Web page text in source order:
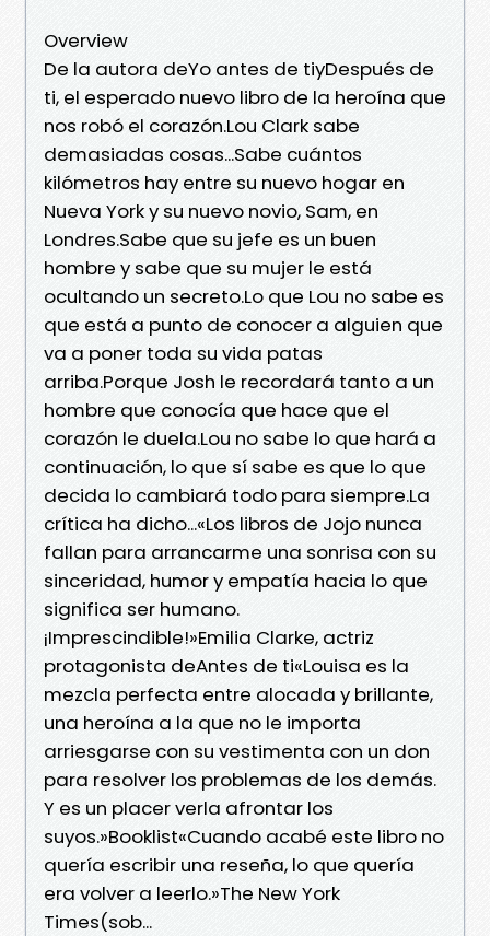
Overview
De la autora deYo antes de tiyDespués de
ti, el esperado nuevo libro de la heroína que
nos robó el corazón.Lou Clark sabe
demasiadas cosas...Sabe cuántos
kilómetros hay entre su nuevo hogar en
Nueva York y su nuevo novio, Sam, en
Londres.Sabe que su jefe es un buen
hombre y sabe que su mujer le está
ocultando un secreto.Lo que Lou no sabe es
que está a punto de conocer a alguien que
va a poner toda su vida patas
arriba.Porque Josh le recordará tanto a un
hombre que conocía que hace que el
corazón le duela.Lou no sabe lo que hará a
continuación, lo que sí sabe es que lo que
decida lo cambiará todo para siempre.La
crítica ha dicho...«Los libros de Jojo nunca
fallan para arrancarme una sonrisa con su
sinceridad, humor y empatía hacia lo que
significa ser humano.
¡Imprescindible!»Emilia Clarke, actriz
protagonista deAntes de ti«Louisa es la
mezcla perfecta entre alocada y brillante,
una heroína a la que no le importa
arriesgarse con su vestimenta con un don
para resolver los problemas de los demás.
Y es un placer verla afrontar los
suyos.»Booklist«Cuando acabé este libro no
quería escribir una reseña, lo que quería
era volver a leerlo.»The New York
Times(sob...